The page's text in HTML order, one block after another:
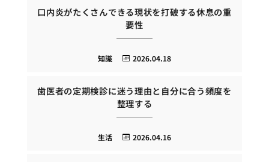
口内炎がたくさんできる現状を打破する休息の重
要性
2026.04.18
知識
歯医者の定期検診に迷う理由と自分に合う頻度を
整理する
2026.04.16
生活